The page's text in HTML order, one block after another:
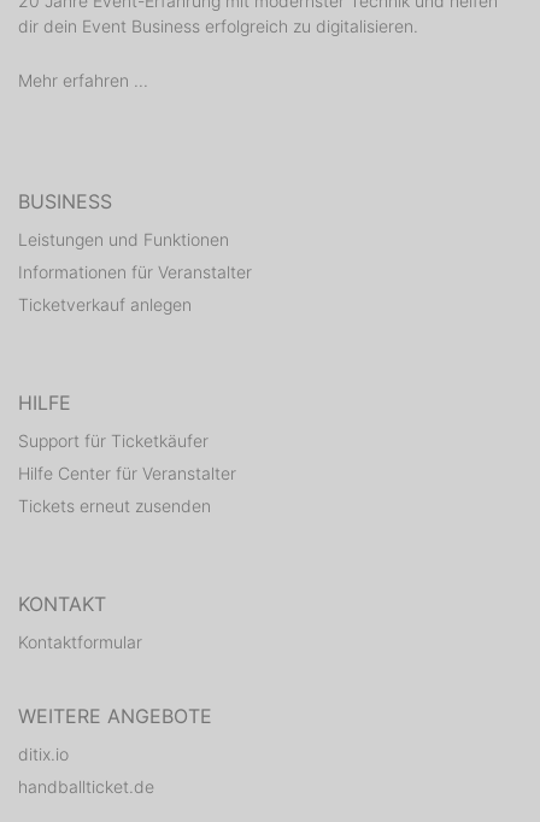
dir dein Event Business erfolgreich zu digitalisieren.
Mehr erfahren ...
BUSINESS
Leistungen und Funktionen
Informationen für Veranstalter
Ticketverkauf anlegen
HILFE
Support für Ticketkäufer
Hilfe Center für Veranstalter
Tickets erneut zusenden
KONTAKT
Kontaktformular
WEITERE ANGEBOTE
ditix.io
handballticket.de